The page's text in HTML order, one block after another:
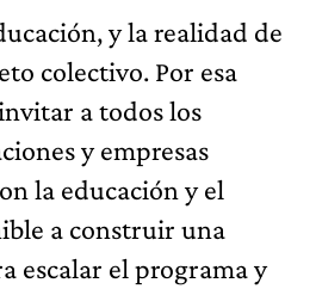
y la realidad de
colectivo. Por esa
a todos los
y empresas
la educación y el
a construir una
escalar el programa y